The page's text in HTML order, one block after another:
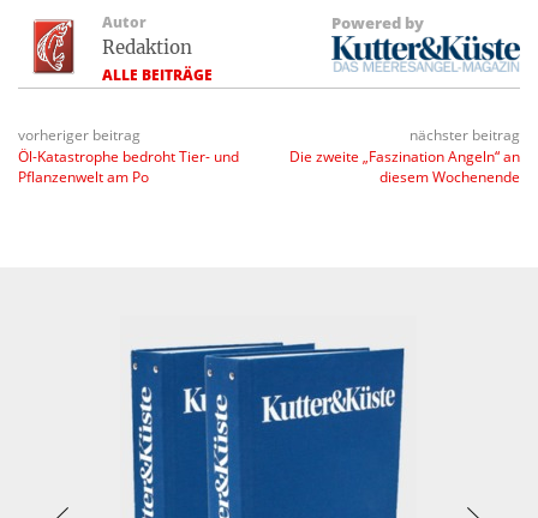
Autor
Redaktion
ALLE BEITRÄGE
Powered by
vorheriger beitrag
Öl-Katastrophe bedroht Tier- und
Pflanzenwelt am Po
nächster beitrag
Die zweite „Faszination Angeln“ an
diesem Wochenende